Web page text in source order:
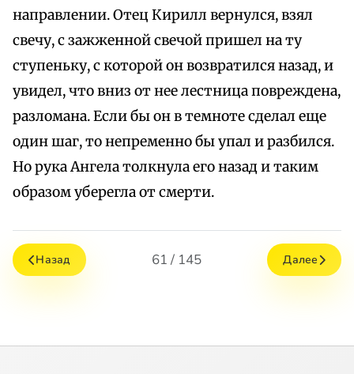
направлении. Отец Кирилл вернулся, взял
свечу, с зажженной свечой пришел на ту
ступеньку, с которой он возвратился назад, и
увидел, что вниз от нее лестница повреждена,
разломана. Если бы он в темноте сделал еще
один шаг, то непременно бы упал и разбился.
Но рука Ангела толкнула его назад и таким
образом уберегла от смерти.
Назад 61 / 145 Далее